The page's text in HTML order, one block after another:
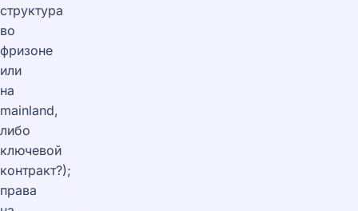
структура
во
фризоне
или
на
mainland,
либо
ключевой
контракт?);
права